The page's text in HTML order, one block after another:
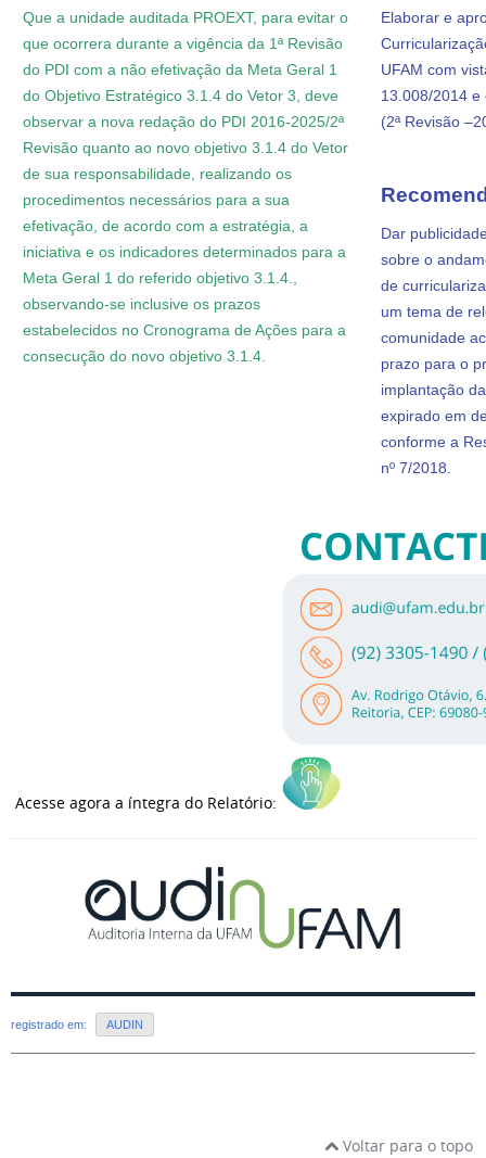
Que a unidade auditada PROEXT, para evitar o
que ocorrera durante a vigência da 1ª Revisão
do PDI com a não efetivação da Meta Geral 1
do Objetivo Estratégico 3.1.4 do Vetor 3, deve
observar a nova redação do PDI 2016-2025/2ª
Revisão quanto ao novo objetivo 3.1.4 do Vetor
de sua responsabilidade, realizando os
procedimentos necessários para a sua
efetivação, de acordo com a estratégia, a
iniciativa e os indicadores determinados para a
Meta Geral 1 do referido objetivo 3.1.4.,
observando-se inclusive os prazos
estabelecidos no Cronograma de Ações para a
consecução do novo objetivo 3.1.4.
Elaborar e
UFAM com
13.008/2014 e
(2ª Revisão
Dar
sobre o
de
um tema de
comunidade
prazo para o
implantação
expirado em
conforme a
nº 7/2018.
Acesse agora a íntegra do Relatório:
registrado em: AUDIN
Voltar para o topo